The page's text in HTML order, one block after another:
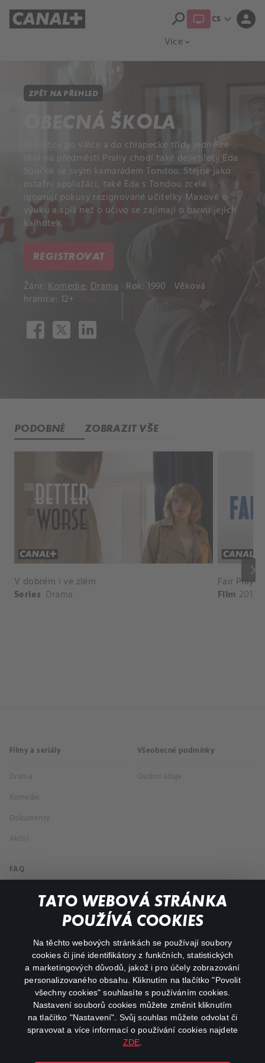
TATO WEBOVÁ STRÁNKA
POUŽÍVÁ COOKIES
Na těchto webových stránkách se používají soubory
cookies či jiné identifikátory z funkčních, statistických
a marketingových důvodů, jakož i pro účely zobrazování
personalizovaného obsahu. Kliknutím na tlačítko "Povolit
všechny cookies" souhlasíte s používáním cookies.
Nastavení souborů cookies můžete změnit kliknutím
na tlačítko "Nastavení". Svůj souhlas můžete odvolat či
spravovat a více informací o používání cookies najdete
ZDE
Více expand_more
search CS expand_more person
ZPĚT NA PŘEHLED
OBECNÁ ŠKOLA
Je krátce po válce a do chlapecké třídy jedné ze
škol na předměstí Prahy chodí také desetiletý Eda
Souček se svým kamarádem Tondou. Stejně jako
ostatní spolužáci, také Eda s Tondou zcela
ignorují pokusy rezignované učitelky Maxové o
výuku a spíš než o učivo se zajímají o barvu jejích
kalhotek.
REGISTROVAT
Žánr: Komedie,Drama Rok: 1990
Věková
hranice: 12+
PODOBNÉ ZOBRAZIT VŠE
keyboard_arrow_right
V dobrém i ve zlém
Series Drama
Fair Play
Film 2014
Filmy a seriály
Drama
Komedie
Dokumenty
Akční
Všeobecné podmínky
Osobní údaje
FAQ
Můj účet
Důležité odkazy
facebookinstagram
youtube